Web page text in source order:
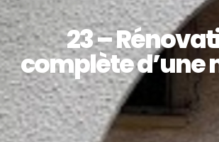
23 –
complète d’une